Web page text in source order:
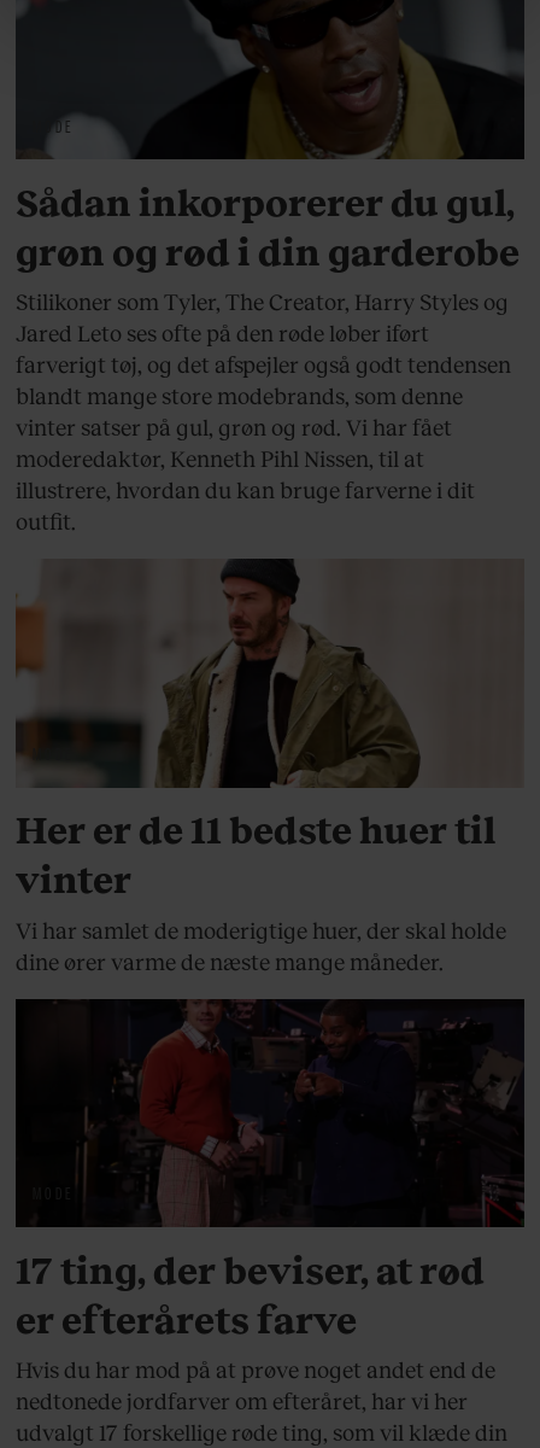
om vores brug af cookies, samarbejdspartnere og
behandling af dine personoplysninger i forbindelse
hermed i både voresprivatlivspolitikog cookiepolitik
MODE
Sådan inkorporerer du gul,
grøn og rød i din garderobe
Stilikoner som Tyler, The Creator, Harry Styles og
Jared Leto ses ofte på den røde løber iført
farverigt tøj, og det afspejler også godt tendensen
blandt mange store modebrands, som denne
vinter satser på gul, grøn og rød. Vi har fået
moderedaktør, Kenneth Pihl Nissen, til at
illustrere, hvordan du kan bruge farverne i dit
outfit.
Her er de 11 bedste huer til
vinter
Vi har samlet de moderigtige huer, der skal holde
dine ører varme de næste mange måneder.
17 ting, der beviser, at rød
er efterårets farve
Hvis du har mod på at prøve noget andet end de
nedtonede jordfarver om efteråret, har vi her
udvalgt 17 forskellige røde ting, som vil klæde din